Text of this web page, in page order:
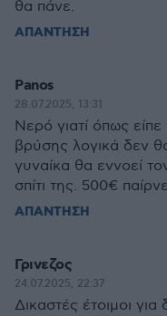
θα πάνε.
ΑΠΑΝΤΗΣΗ
Panos
28.07.2025, 13:31
Νερό γιατί όπως
βρύσης λογικά δεν
γυναίκα θα εννοεί
σπίτι της. 500€
ΑΠΑΝΤΗΣΗ
Γρινεζος
24.07.2025, 22:37
Δικαστές έτοιμοι